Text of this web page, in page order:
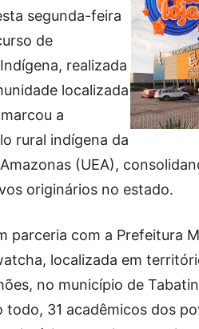
segunda-feira
de
realizada
localizada
a
rural indígena da
(UEA),
originários no estado.
parceria com a Prefeitura
localizada em
no município de
31 acadêmicos dos